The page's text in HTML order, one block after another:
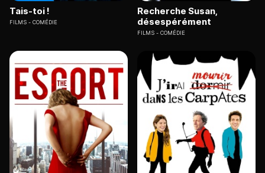
Tais-toi !
FILMS COMÉDIE
Recherche Susan,
désespérément
FILMS COMÉDIE